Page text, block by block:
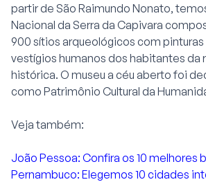
partir de São Raimundo Nonato,
Nacional da Serra da Capivara
900 sítios arqueológicos com
vestígios humanos dos habitantes da
histórica. O museu a céu aberto foi
como Patrimônio Cultural da
Veja também:
João Pessoa: Confira os 10 melhores
Pernambuco: Elegemos 10 cidades